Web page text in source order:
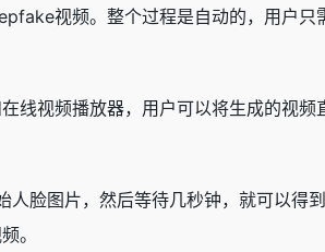
视频。整个过程是自动的，用户只
线视频播放器，用户可以将生成的视频
人脸图片，然后等待几秒钟，就可以得
。